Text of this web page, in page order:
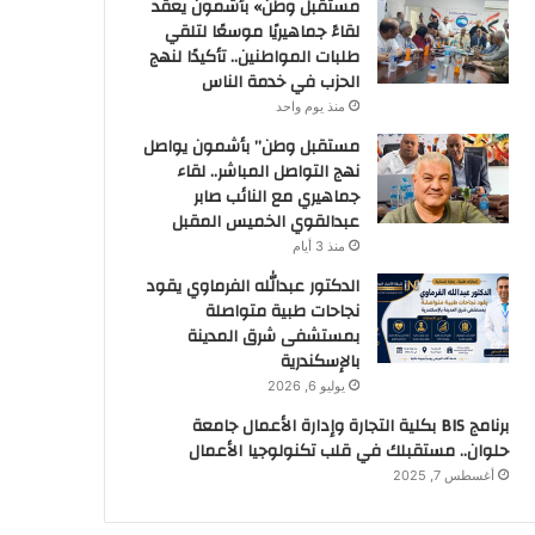
مستقبل وطن» بأشمون يعقد
لقاءً جماهيريًا موسعًا لتلقي
طلبات المواطنين.. تأكيدًا لنهج
الحزب في خدمة الناس
منذ يوم واحد
مستقبل وطن” بأشمون يواصل
نهج التواصل المباشر.. لقاء
جماهيري مع النائب صابر
عبدالقوي الخميس المقبل
منذ 3 أيام
الدكتور عبدالله الفرماوي يقود
نجاحات طبية متواصلة
بمستشفى شرق المدينة
بالإسكندرية
يوليو 6, 2026
برنامج BIS بكلية التجارة وإدارة الأعمال جامعة
حلوان.. مستقبلك في قلب تكنولوجيا الأعمال
أغسطس 7, 2025